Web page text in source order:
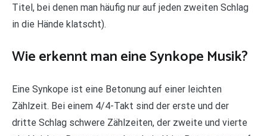
Titel, bei denen man häufig nur auf jeden zweiten Schlag
in die Hände klatscht).
Wie erkennt man eine Synkope Musik?
Eine Synkope ist eine Betonung auf einer leichten
Zählzeit. Bei einem 4/4-Takt sind der erste und der
dritte Schlag schwere Zählzeiten, der zweite und vierte